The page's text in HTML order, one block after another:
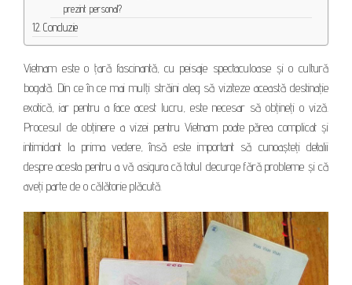
prezint personal?
Concluzie
Vietnam este o țară fascinantă, cu peisaje spectaculoase și o cultură
bogată. Din ce în ce mai mulți străini aleg să viziteze această destinație
exotică, iar pentru a face acest lucru, este necesar să obțineți o viză.
Procesul de obținere a vizei pentru Vietnam poate părea complicat și
intimidant la prima vedere, însă este important să cunoașteți detalii
despre acesta pentru a vă asigura că totul decurge fără probleme și că
aveți parte de o călătorie plăcută.